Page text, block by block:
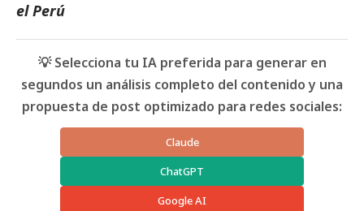
el Perú
💡 Selecciona tu IA preferida para generar en
segundos un análisis completo del contenido y una
propuesta de post optimizado para redes sociales:
Claude
ChatGPT
Google AI